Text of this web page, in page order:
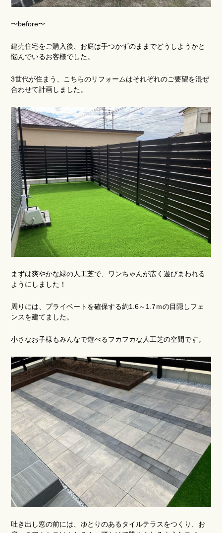
〜before〜
建売住宅をご購入後、お庭は手つかずのままでどうしようかと
悩んでいるお客様でした。
3世代が住まう、こちらのリフォームはそれぞれのご要望を混ぜ
合わせて計画しました。
まずは爽やかな緑の人工芝で、ワンちゃんが広く遊びまわれる
ようにしました！
周りには、プライベートを確保する約1.6～1.7ｍの目隠しフェ
ンスを建てました。
小さなお子様もみんなで遊べるフカフカな人工芝の空間です。
吐き出し窓の前には、ゆとりのあるタイルテラスをつくり、お